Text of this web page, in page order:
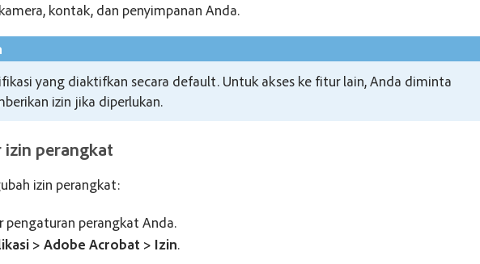
kontak, dan penyimpanan Anda.
yang diaktifkan secara default. Untuk akses ke fitur lain, Anda diminta
izin jika diperlukan.
izin perangkat
izin perangkat:
pengaturan perangkat Anda.
> Adobe Acrobat > Izin.